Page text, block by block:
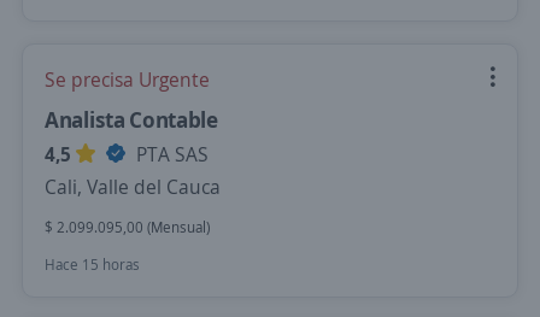
Se precisa Urgente
Analista Contable
4,5
PTA SAS
Cali, Valle del Cauca
$ 2.099.095,00 (Mensual)
Hace 15 horas